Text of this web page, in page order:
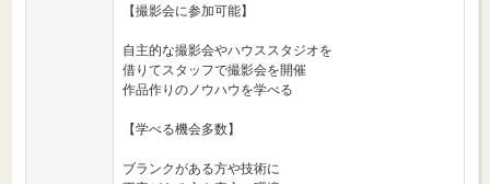
【撮影会に参加可能】
自主的な撮影会やハウススタジオを
借りてスタッフで撮影会を開催
作品作りのノウハウを学べる
【学べる機会多数】
ブランクがある方や技術に